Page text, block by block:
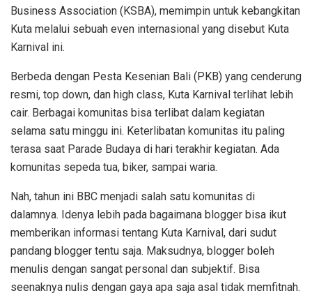
Business Association (KSBA), memimpin untuk kebangkitan
Kuta melalui sebuah even internasional yang disebut Kuta
Karnival ini.
Berbeda dengan Pesta Kesenian Bali (PKB) yang cenderung
resmi, top down, dan high class, Kuta Karnival terlihat lebih
cair. Berbagai komunitas bisa terlibat dalam kegiatan
selama satu minggu ini. Keterlibatan komunitas itu paling
terasa saat Parade Budaya di hari terakhir kegiatan. Ada
komunitas sepeda tua, biker, sampai waria.
Nah, tahun ini BBC menjadi salah satu komunitas di
dalamnya. Idenya lebih pada bagaimana blogger bisa ikut
memberikan informasi tentang Kuta Karnival, dari sudut
pandang blogger tentu saja. Maksudnya, blogger boleh
menulis dengan sangat personal dan subjektif. Bisa
seenaknya nulis dengan gaya apa saja asal tidak memfitnah.